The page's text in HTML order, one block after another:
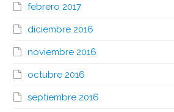
febrero 2017
diciembre 2016
noviembre 2016
octubre 2016
septiembre 2016